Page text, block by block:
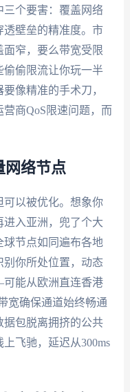
三个要害：覆盖网络
透壁垒的精准度。市
窄，要么带宽受限
偷偷限流让你玩一半
像精准的手术刀，
商QoS限速问题，而
网络节点
以被优化。想象你
入亚洲，兜了个大
球节点如同遍布各地
别你所处位置，动态
能从欧洲直连香港
宽确保通道始终畅通
包脱离拥挤的公共
飞驰，延迟从300ms